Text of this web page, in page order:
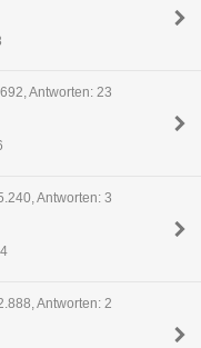
Antworten: 23
Antworten: 3
Antworten: 2